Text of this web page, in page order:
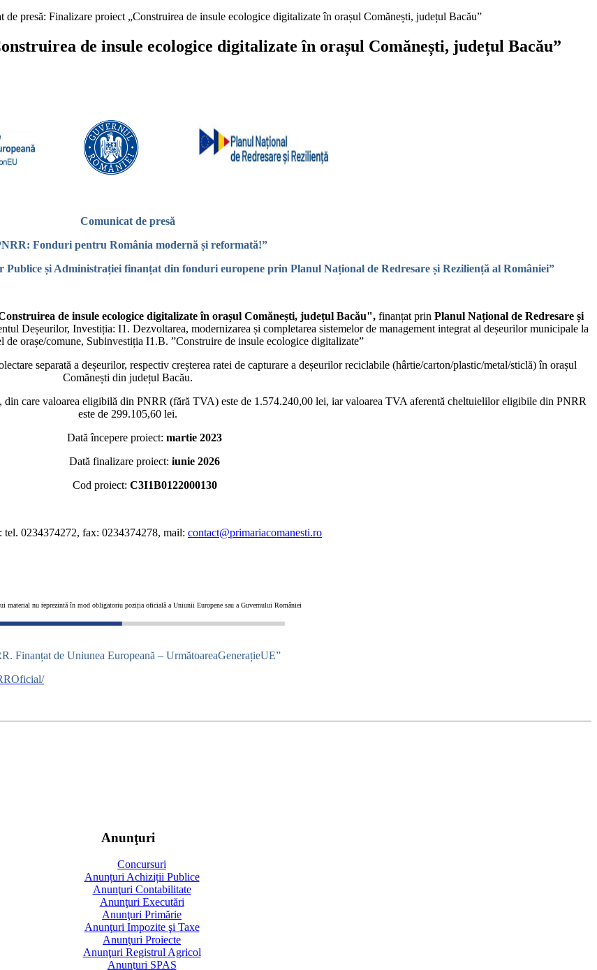
de presă: Finalizare proiect „Construirea de insule ecologice digitalizate în orașul Comănești, județul Bacău”
de insule ecologice digitalizate în orașul Comănești, județul Bacău”
Comunicat de presă
Fonduri pentru România modernă și reformată!”
și Administrației finanțat din fonduri europene prin Planul Național de Redresare și Reziliență al României”
de insule ecologice digitalizate în orașul Comănești, județul Bacău", finanțat prin Planul Național de Redresare și
Deșeurilor, Investiția: I1. Dezvoltarea, modernizarea și completarea sistemelor de management integrat al deșeurilor municipale la
de orașe/comune, Subinvestiția I1.B. ”Construire de insule ecologice digitalizate”
separată a deșeurilor, respectiv creșterea ratei de capturare a deșeurilor reciclabile (hârtie/carton/plastic/metal/sticlă) în orașul
Comănești din județul Bacău.
, din care valoarea eligibilă din PNRR (fără TVA) este de 1.574.240,00 lei, iar valoarea TVA aferentă cheltuielilor eligibile din PNRR
este de 299.105,60 lei.
Dată începere proiect: martie 2023
Dată finalizare proiect: iunie 2026
Cod proiect: C3I1B0122000130
tel. 0234374272, fax: 0234374278, mail: contact@primariacomanesti.ro
material nu reprezintă în mod obligatoriu poziția oficială a Uniunii Europene sau a Guvernului României
Finanțat de Uniunea Europeană – UrmătoareaGenerațieUE”
Anunţuri
Concursuri
Anunțuri Achiziții Publice
Anunţuri Contabilitate
Anunţuri Executări
Anunţuri Primărie
Anunţuri Impozite şi Taxe
Anunţuri Proiecte
Anunţuri Registrul Agricol
Anunţuri SPAS